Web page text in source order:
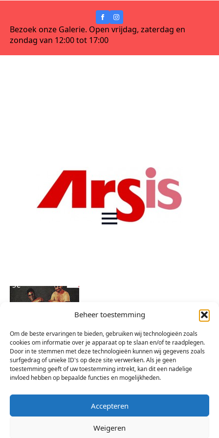
Beheer toestemming
Om de beste ervaringen te bieden, gebruiken wij technologieën zoals
cookies om informatie over je apparaat op te slaan en/of te raadplegen.
Door in te stemmen met deze technologieën kunnen wij gegevens zoals
surfgedrag of unieke ID's op deze site verwerken. Als je geen
toestemming geeft of uw toestemming intrekt, kan dit een nadelige
invloed hebben op bepaalde functies en mogelijkheden.
Accepteren
Weigeren
Bezoek onze Galerie. Open vrijdag, zaterdag en
zondag van 12:00 tot 17:00